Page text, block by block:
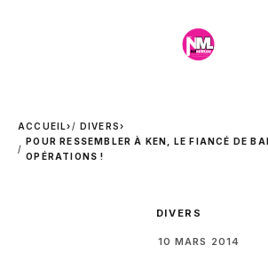
ACCUEIL› DIVERS›
POUR RESSEMBLER À KEN, LE FIANCÉ DE
OPÉRATIONS !
DIVERS
10 MARS 2014